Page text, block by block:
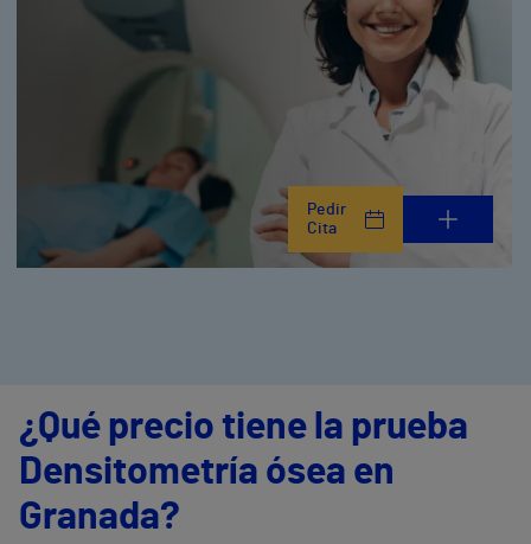
Pedir
Cita
¿Qué precio tiene la prueba
Densitometría ósea en
Granada?